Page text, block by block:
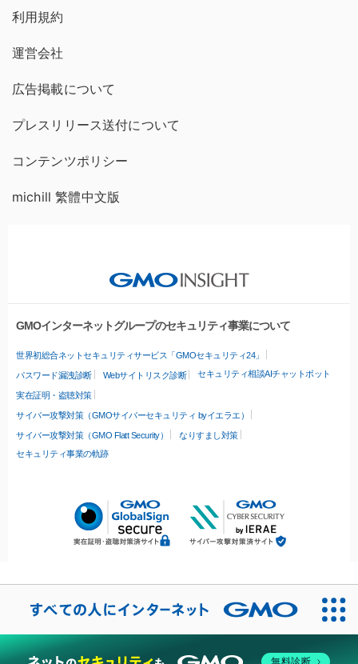
利用規約
運営会社
広告掲載について
プレスリリース送付について
コンテンツポリシー
michill 繁體中文版
GMOインターネットグループのセキュリティ事業について
世界初総合ネットセキュリティサービス「GMOセキュリティ24」
パスワード漏洩診断 Webサイトリスク診断 セキュリティ相談AIチャットボット
実在証明・盗聴対策
サイバー攻撃対策（GMOサイバーセキュリティ byイエラエ）
サイバー攻撃対策（GMO Flatt Security）
なりすまし対策
セキュリティ事業の軌跡
無料診断